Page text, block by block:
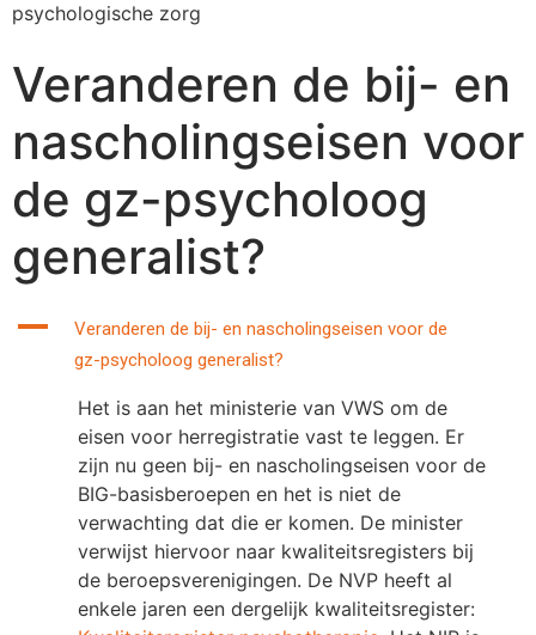
psychologische zorg
Veranderen de bij- en
nascholingseisen voor
de gz-psycholoog
generalist?
A
Veranderen de bij- en nascholingseisen voor de
gz-psycholoog generalist?
Het is aan het ministerie van VWS om de
eisen voor herregistratie vast te leggen. Er
zijn nu geen bij- en nascholingseisen voor de
BIG-basisberoepen en het is niet de
verwachting dat die er komen. De minister
verwijst hiervoor naar kwaliteitsregisters bij
de beroepsverenigingen. De NVP heeft al
enkele jaren een dergelijk kwaliteitsregister: